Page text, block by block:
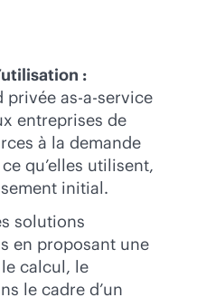
:
privée as-a-service
entreprises de
à la demande
qu’elles utilisent,
initial.
solutions
en proposant une
calcul, le
le cadre d’un